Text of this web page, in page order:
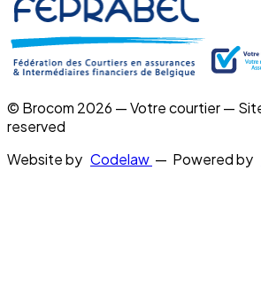
© Brocom 2026 — Votre courtier —
reserved
Website by Codelaw — Powered by